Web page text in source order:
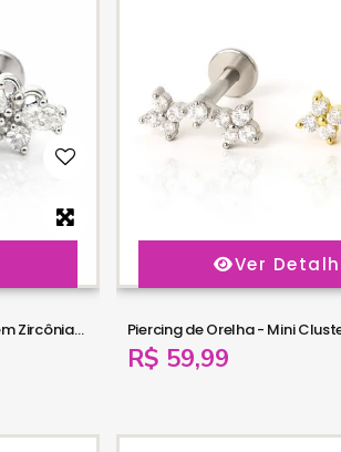
Piercing de Orelha - Mini Libélula em Zircônias - 6ORE1064
Ver
R$ 59,99